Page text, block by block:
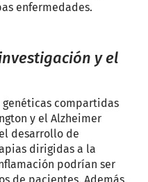
enfermedades.
y el
compartidas
y el Alzheimer
desarrollo de
dirigidas a la
podrían ser